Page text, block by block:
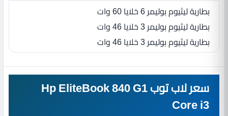
بطارية ليثيوم بوليمر 6‏ خلايا ‏60 وات
بطارية ليثيوم بوليمر 3‏ خلايا ‏46‏ وات
بطارية ليثيوم بوليمر 3‏ خلايا ‏46‏ وات
سعر لاب توب Hp EliteBook 840 G1
Core i3